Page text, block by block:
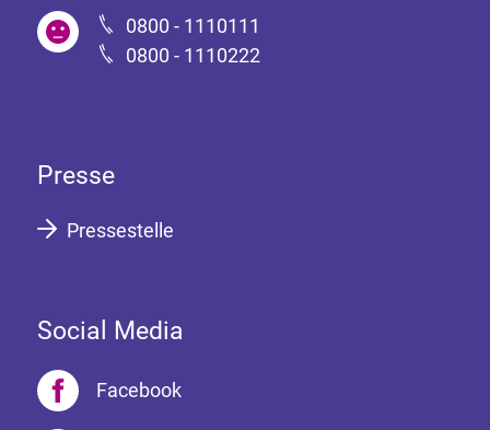
0800 - 1110111
0800 - 1110222
Presse
Pressestelle
Social Media
Facebook